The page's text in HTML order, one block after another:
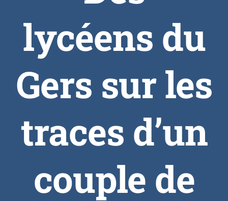
lycéens du
Gers sur les
traces d’un
couple de